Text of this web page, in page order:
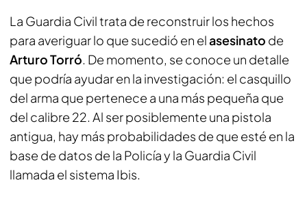
La Guardia Civil trata de reconstruir los hechos
para averiguar lo que sucedió en elasesinato de
Arturo Torró. De momento, se conoce un detalle
que podría ayudar en la investigación: el casquillo
del arma que pertenece a una más pequeña que
del calibre 22. Al ser posiblemente una pistola
antigua, hay más probabilidades de que esté en la
base de datos de la Policía y la Guardia Civil
llamada el sistema Ibis.